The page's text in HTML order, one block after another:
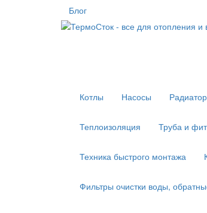
Блог
Котлы Насосы
Теплоизоляция Труба и
Техника быстрого монтажа
Фильтры очистки воды,